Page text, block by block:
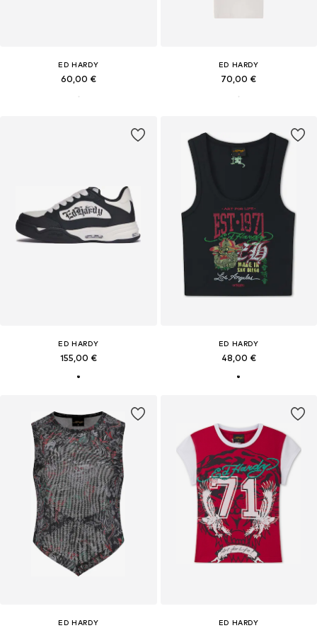
ED HARDY
60,00 €
ED HARDY
70,00 €
ED HARDY
155,00 €
ED HARDY
48,00 €
ED HARDY ED HARDY